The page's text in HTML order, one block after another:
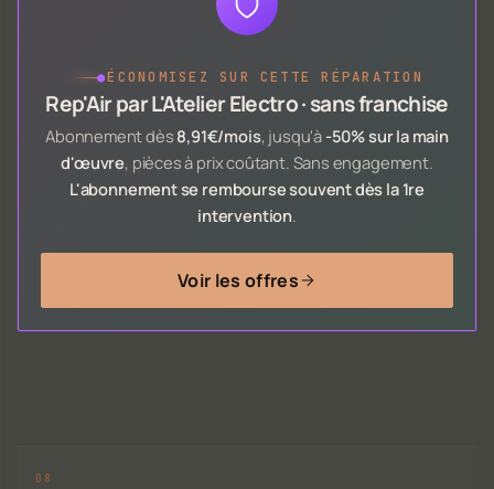
●ÉCONOMISEZ SUR CETTE RÉPARATION
Rep'Air par L'Atelier Electro · sans franchise
Abonnement dès 8,91€/mois, jusqu'à -50% sur la main
d'œuvre, pièces à prix coûtant. Sans engagement.
L'abonnement se rembourse souvent dès la 1re
intervention.
Voir les offres